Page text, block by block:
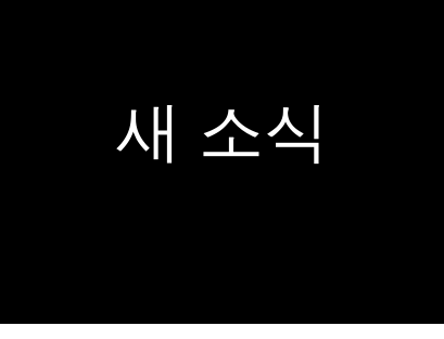
새 소식